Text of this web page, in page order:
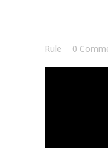
Rule
0